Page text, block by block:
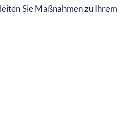
Sie Maßnahmen zu Ihrem